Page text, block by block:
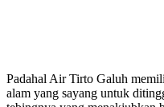
Padahal Air Tirto Galuh
alam yang sayang untuk